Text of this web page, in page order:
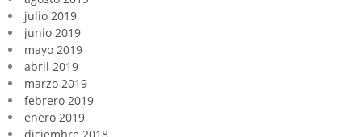
julio 2019
junio 2019
mayo 2019
abril 2019
marzo 2019
febrero 2019
enero 2019
diciembre 2018